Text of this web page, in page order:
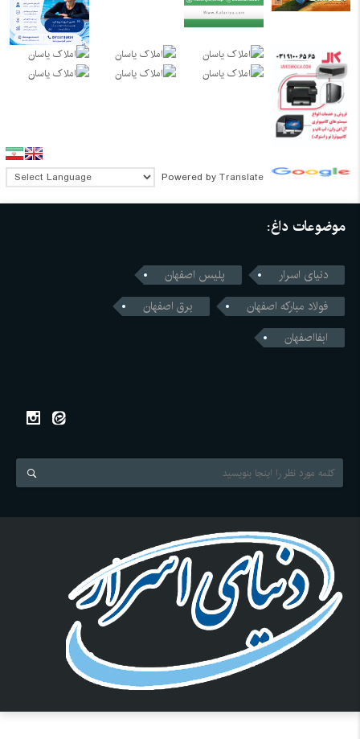
Powered by Translate
موضوعات داغ:
دنیای اسرار
پلیس اصفهان
فولاد مبارکه اصفهان
برق اصفهان
ابفااصفهان